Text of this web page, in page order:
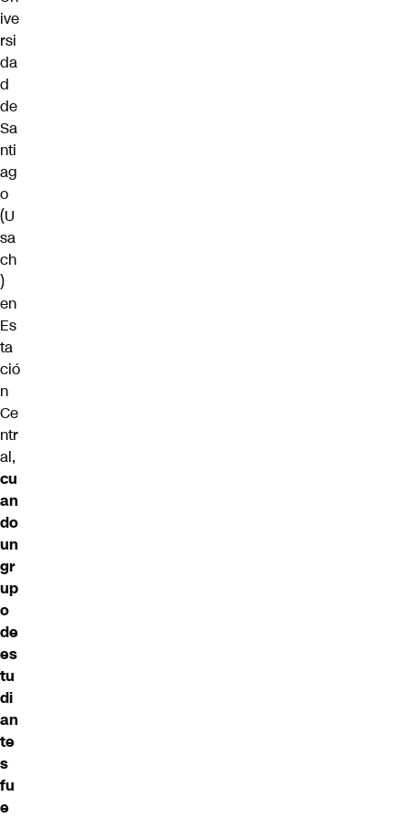
ive
rsi
da
d
de
Sa
nti
ag
o
(U
sa
ch
)
en
Es
ta
ció
n
Ce
ntr
al,
cu
an
do
un
gr
up
o
de
es
tu
di
an
te
s
fu
e